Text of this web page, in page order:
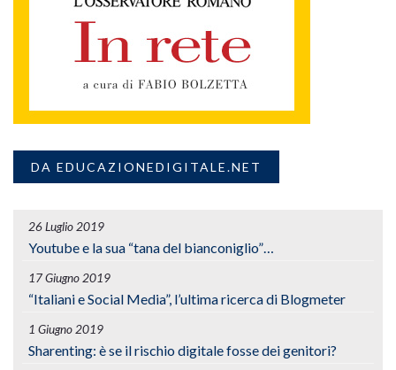
DA EDUCAZIONEDIGITALE.NET
26 Luglio 2019
Youtube e la sua “tana del bianconiglio”…
17 Giugno 2019
“Italiani e Social Media”, l’ultima ricerca di Blogmeter
1 Giugno 2019
Sharenting: è se il rischio digitale fosse dei genitori?